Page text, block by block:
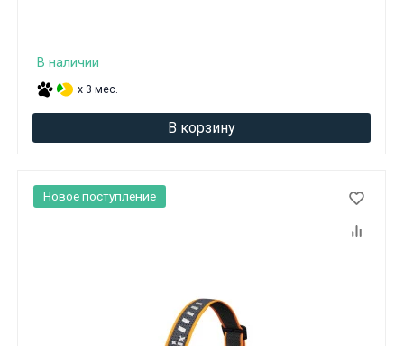
В наличии
x 3 мес.
В корзину
Новое поступление